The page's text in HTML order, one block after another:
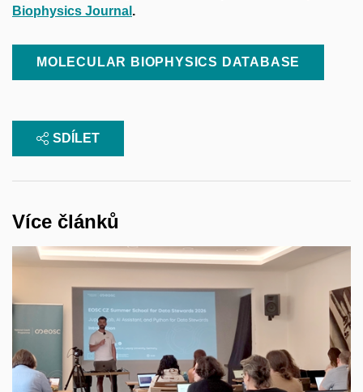
Biophysics Journal .
MOLECULAR BIOPHYSICS DATABASE
SDÍLET
Více článků